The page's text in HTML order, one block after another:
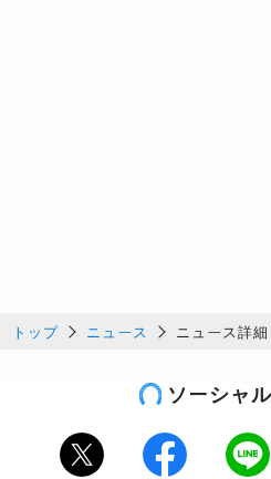
トップ ニュース ニュース詳細
ソーシャ